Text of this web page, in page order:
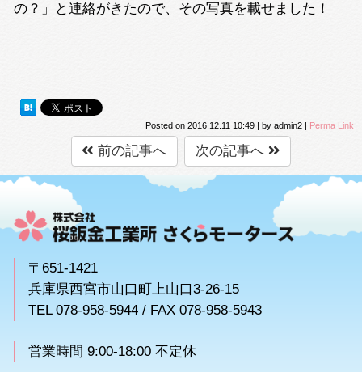
の？」と連絡がきたので、その写真を載せました！
Posted on 2016.12.11 10:49 | by admin2 | Perma Link
前の記事へ 次の記事へ
〒651-1421
兵庫県西宮市山口町上山口3-26-15
TEL 078-958-5944 / FAX 078-958-5943
営業時間 9:00-18:00 不定休